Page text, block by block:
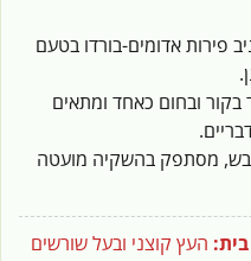
פירות אדומים-בורדו בטעם
בקור ובחום כאחד ומתאים
מסתפק בהשקיה מועטה
העץ קוצני ובעל שורשים